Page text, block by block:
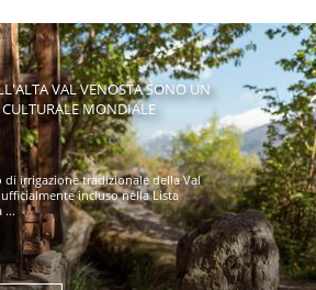
VAL VENOSTA SONO UN
MONDIALE
di irrigazione tradizionale della Val
incluso nella Lista
...